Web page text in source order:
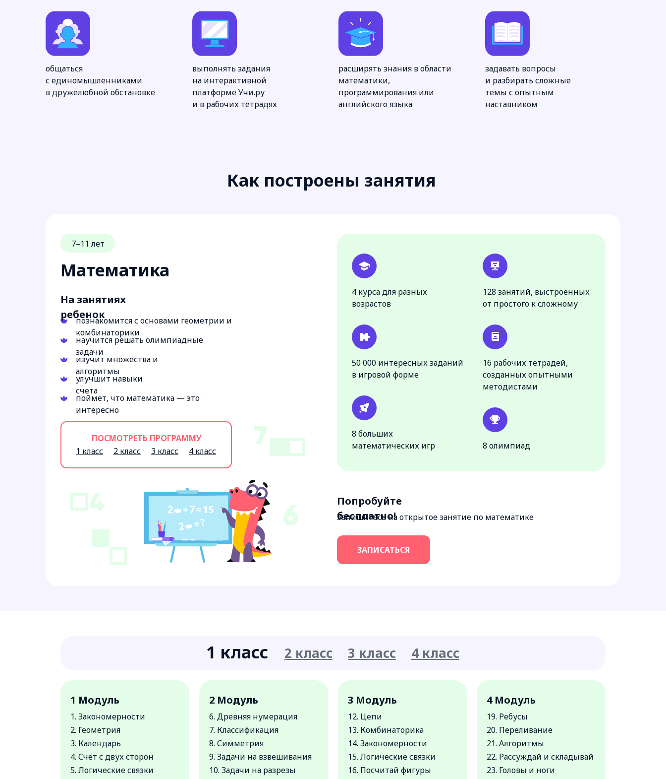
общаться
с единомышленниками
в дружелюбной обстановке
выполнять задания
на интерактивной
платформе Учи.ру
и в рабочих тетрадях
расширять знания в области
математики,
программирования или
английского языка
задавать вопросы
и разбирать сложные
темы с опытным
наставником
Запишитесь на открытое занятие по математике
Попробуйте
бесплатно!
На занятиях
ребенок
Математика
8 олимпиад
8 больших
математических игр
16 рабочих тетрадей,
созданных опытными
методистами
50 000 интересных заданий
в игровой форме
4 курса для разных
возрастов
7–11 лет
Как построены занятия
познакомится с основами геометрии и
комбинаторики
научится решать олимпиадные
задачи
изучит множества и
алгоритмы
улучшит навыки
счета
поймет, что математика — это
интересно
ЗАПИСАТЬСЯ
128 занятий, выстроенных
от простого к сложному
1 класс 3 класс
2 класс 4 класс
ПОСМОТРЕТЬ ПРОГРАММУ
1 класс 2 класс 3 класс 4 класс
1 Модуль 2 Модуль 3 Модуль 4 Модуль
1. Закономерности
2. Геометрия
3. Календарь
4. Счёт с двух сторон
5. Логические связки
6. Древняя нумерация
7. Классификация
8. Симметрия
9. Задачи на взвешивания
10. Задачи на разрезы
12. Цепи
13. Комбинаторика
14. Закономерности
15. Логические связки
16. Посчитай фигуры
19. Ребусы
20. Переливание
21. Алгоритмы
22. Рассуждай и складывай
23. Головы и ноги